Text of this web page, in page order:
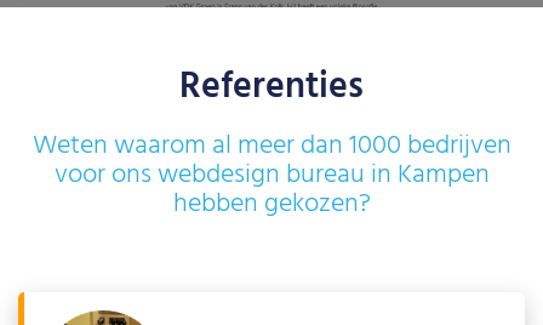
Referenties
Weten waarom al meer dan 1000 bedrijven
voor ons webdesign bureau in Kampen
hebben gekozen?